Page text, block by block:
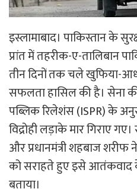
इस्लामाबाद। पाकिस्तान के
प्रांत में तहरीक-ए-तालिबान
तीन दिनों तक चले खुफिया-
सफलता हासिल की है। सेना
पब्लिक रिलेशंस (ISPR) के
विद्रोही लड़ाके मार गिराए
और प्रधानमंत्री शहबाज शरीफ
को सराहते हुए इसे आतंकवाद
बताया।